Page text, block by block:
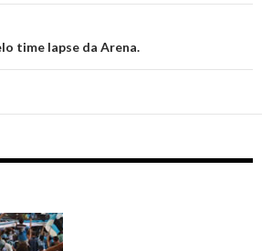
time lapse da Arena.